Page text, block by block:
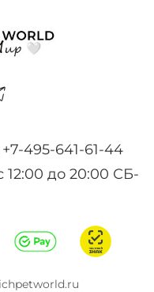
495-641-61-44
до 20:00 СБ-